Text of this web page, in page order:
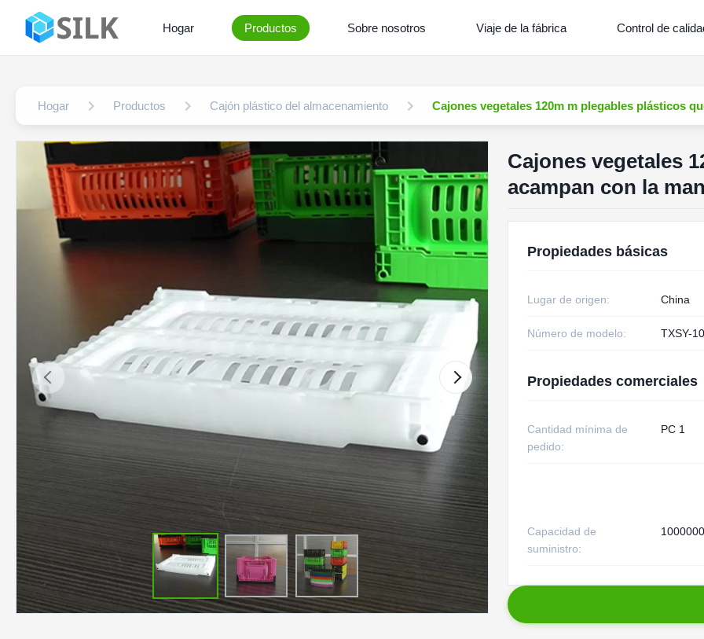
Hogar Productos Sobre nosotros Viaje de la fábrica Control de
Hogar Productos Cajón plástico del almacenamiento Cajones vegetales 120m m plegables plásticos
Cajones vegetales
acampan con la
Propiedades básicas
Lugar de origen: China
Número de modelo: TXSY-
Propiedades comerciales
Cantidad mínima de
pedido:
PC 1
Capacidad de
suministro: